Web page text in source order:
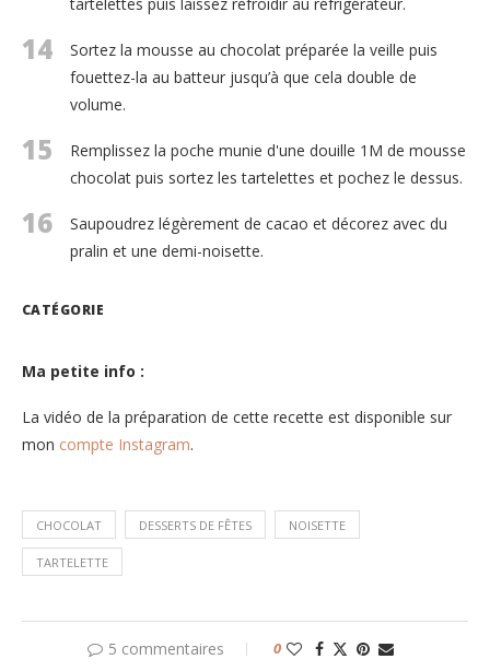
tartelettes puis laissez refroidir au réfrigérateur.
14
Sortez la mousse au chocolat préparée la veille puis
fouettez-la au batteur jusqu’à que cela double de
volume.
15
Remplissez la poche munie d'une douille 1M de mousse
chocolat puis sortez les tartelettes et pochez le dessus.
16
Saupoudrez légèrement de cacao et décorez avec du
pralin et une demi-noisette.
CATÉGORIE
Ma petite info :
La vidéo de la préparation de cette recette est disponible sur
mon compte Instagram.
CHOCOLAT DESSERTS DE FÊTES NOISETTE
TARTELETTE
5 commentaires 0